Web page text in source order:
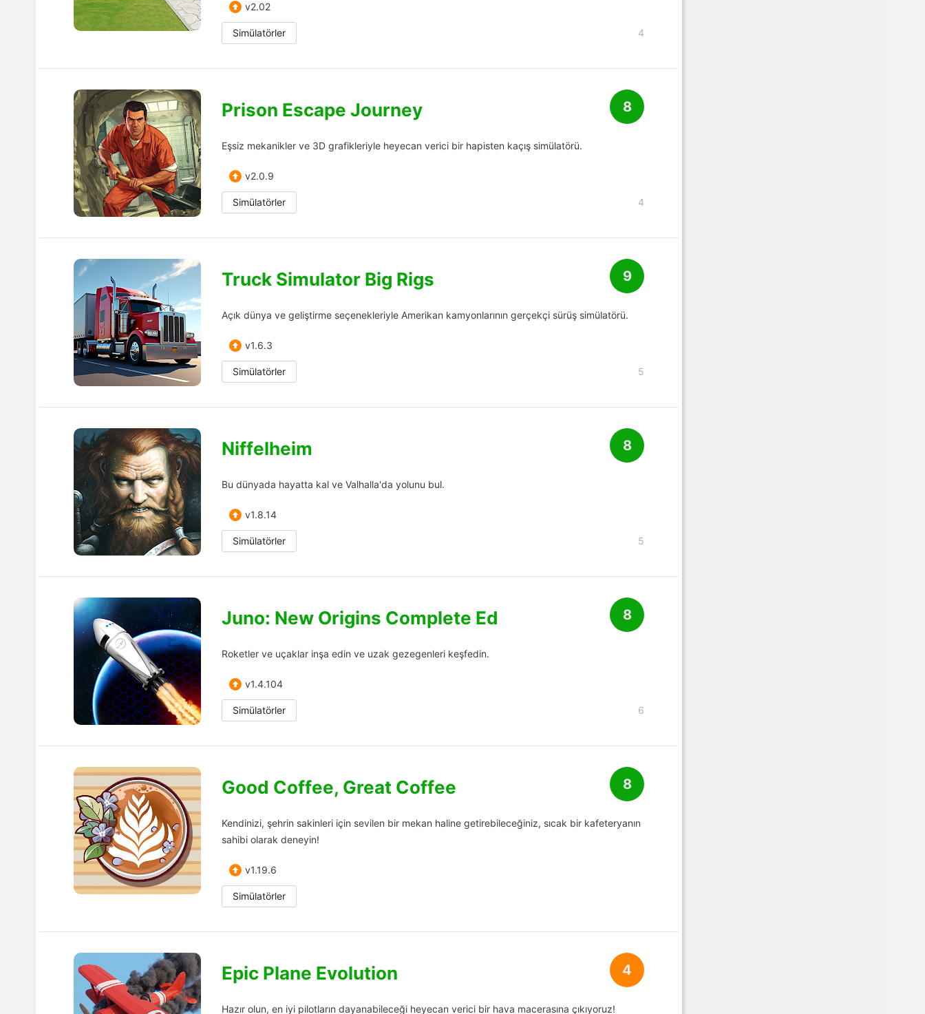
v2.02
Simülatörler 4
8
Prison Escape Journey
Eşsiz mekanikler ve 3D grafikleriyle heyecan verici bir hapisten kaçış simülatörü.
v2.0.9
Simülatörler 4
9
Truck Simulator Big Rigs
Açık dünya ve geliştirme seçenekleriyle Amerikan kamyonlarının gerçekçi sürüş simülatörü.
v1.6.3
Simülatörler 5
8
Niffelheim
Bu dünyada hayatta kal ve Valhalla'da yolunu bul.
v1.8.14
Simülatörler 5
8
Juno: New Origins Complete Ed
Roketler ve uçaklar inşa edin ve uzak gezegenleri keşfedin.
v1.4.104
Simülatörler 6
8
Good Coffee, Great Coffee
Kendinizi, şehrin sakinleri için sevilen bir mekan haline getirebileceğiniz, sıcak bir kafeteryanın
sahibi olarak deneyin!
v1.19.6
Simülatörler
4
Epic Plane Evolution
Hazır olun, en iyi pilotların dayanabileceği heyecan verici bir hava macerasına çıkıyoruz!